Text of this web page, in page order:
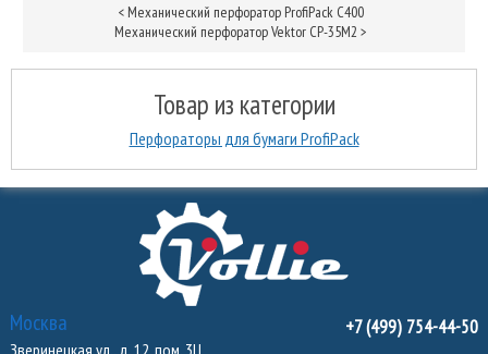
< Механический перфоратор ProfiPack C400
Механический перфоратор Vektor CP-35M2 >
Товар из категории
Перфораторы для бумаги ProfiPack
Москва
Зверинецкая ул., д. 12, пом. 3Ц
+7 (499) 754-44-50